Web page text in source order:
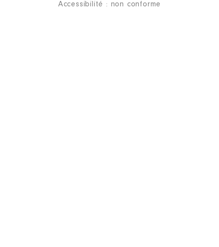
Accessibilité : non conforme